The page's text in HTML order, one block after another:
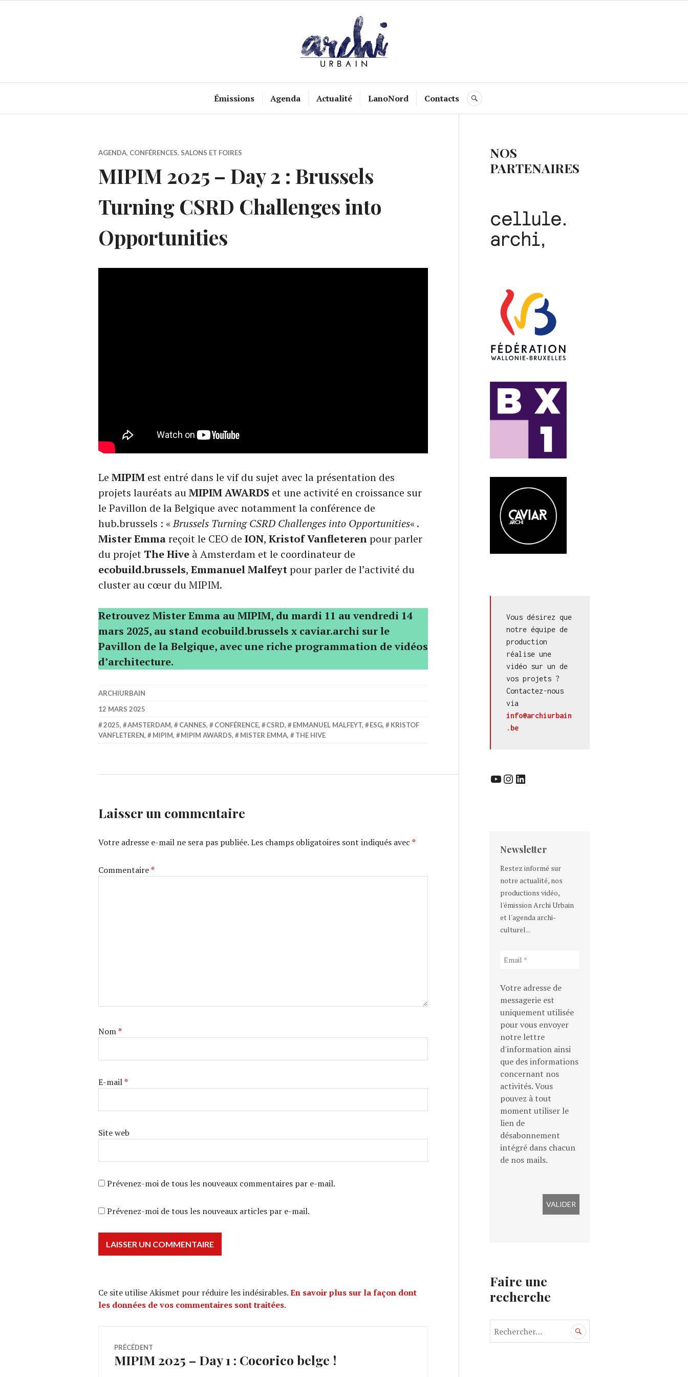
Émissions Agenda Actualité LanoNord Contacts RECHERCHE
AGENDA, CONFÉRENCES, SALONS ET FOIRES
MIPIM 2025 – Day 2 : Brussels
Turning CSRD Challenges into
Opportunities
Le MIPIM est entré dans le vif du sujet avec la présentation des
projets lauréats auMIPIM AWARDS et une activité en croissance sur
le Pavillon de la Belgique avec notamment la conférence de
hub.brussels : «Brussels Turning CSRD Challenges into Opportunities« .
Mister Emmareçoit le CEO de ION, Kristof Vanfleterenpour parler
du projet The Hive à Amsterdam et le coordinateur de
ecobuild.brussels, Emmanuel Malfeytpour parler de l’activité du
cluster au cœur du MIPIM.
Retrouvez Mister Emma au MIPIM, du mardi 11 au vendredi 14
mars 2025, au stand ecobuild.brussels x caviar.archi sur le
Pavillon de la Belgique, avec une riche programmation de vidéos
d’architecture.
ARCHIURBAIN
12 MARS 2025
2025, AMSTERDAM, CANNES, CONFÉRENCE, CSRD, EMMANUEL MALFEYT, ESG,
KRISTOF
VANFLETEREN, MIPIM, MIPIM AWARDS, MISTER EMMA, THE HIVE
Laisser un commentaire
Votre adresse e-mail ne sera pas publiée.Les champs obligatoires sont indiqués avec *
Commentaire*
Nom*
E-mail*
Site web
Prévenez-moi de tous les nouveaux commentaires par e-mail.
Prévenez-moi de tous les nouveaux articles par e-mail.
Ce site utilise Akismet pour réduire les indésirables.En savoir plus sur la façon dont
les données de vos commentaires sont traitées.
Navigation
PRÉCÉDENT
Article
MIPIM 2025 – Day 1 : Cocorico belge !
NOS
PARTENAIRES
Vous désirez que
notre équipe de
production
réalise une
vidéo sur un de
vos projets ?
Contactez-nous
info@archiurbain
.be
YouTube InstagramLinkedIn
Newsletter
Restez informé sur
notre actualité, nos
productions vidéo,
l'émission Archi Urbain
et l'agenda archi-
culturel...
Votre adresse de
messagerie est
uniquement utilisée
pour vous envoyer
notre lettre
d'information ainsi
que des informations
concernant nos
activités. Vous
pouvez à tout
moment utiliser le
lien de
désabonnement
intégré dans chacun
de nos mails.
Faire une
recherche